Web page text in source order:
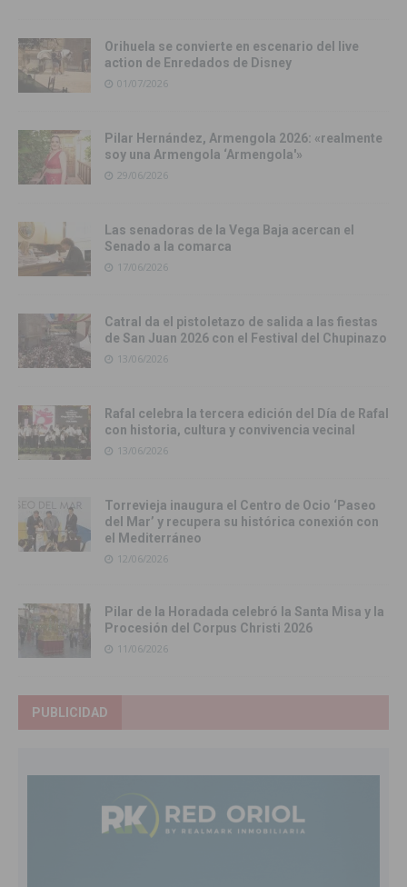
Orihuela se convierte en escenario del live
action de Enredados de Disney
01/07/2026
Pilar Hernández, Armengola 2026: «realmente
soy una Armengola ‘Armengola'»
29/06/2026
Las senadoras de la Vega Baja acercan el
Senado a la comarca
17/06/2026
Catral da el pistoletazo de salida a las fiestas
de San Juan 2026 con el Festival del Chupinazo
13/06/2026
Rafal celebra la tercera edición del Día de Rafal
con historia, cultura y convivencia vecinal
13/06/2026
Torrevieja inaugura el Centro de Ocio ‘Paseo
del Mar’ y recupera su histórica conexión con
el Mediterráneo
12/06/2026
Pilar de la Horadada celebró la Santa Misa y la
Procesión del Corpus Christi 2026
11/06/2026
PUBLICIDAD